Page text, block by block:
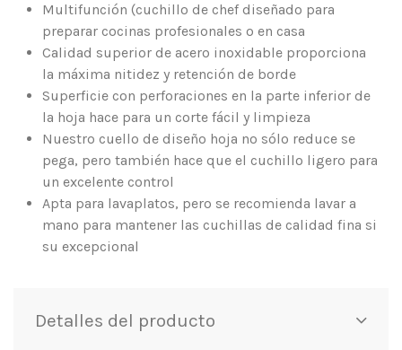
Multifunción (cuchillo de chef diseñado para
preparar cocinas profesionales o en casa
Calidad superior de acero inoxidable proporciona
la máxima nitidez y retención de borde
Superficie con perforaciones en la parte inferior de
la hoja hace para un corte fácil y limpieza
Nuestro cuello de diseño hoja no sólo reduce se
pega, pero también hace que el cuchillo ligero para
un excelente control
Apta para lavaplatos, pero se recomienda lavar a
mano para mantener las cuchillas de calidad fina si
su excepcional
Detalles del producto